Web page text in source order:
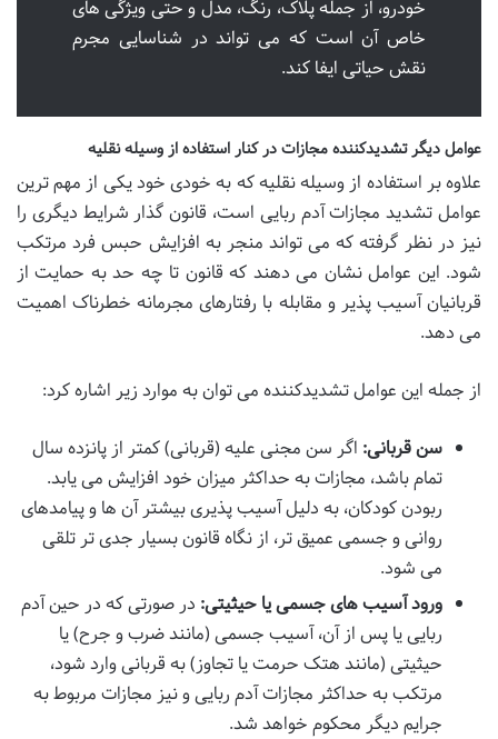
خودرو، از جمله پلاک، رنگ، مدل و حتی ویژگی های
خاص آن است که می تواند در شناسایی مجرم
نقش حیاتی ایفا کند.
عوامل دیگر تشدیدکننده مجازات در کنار استفاده از وسیله نقلیه
علاوه بر استفاده از وسیله نقلیه که به خودی خود یکی از مهم ترین
عوامل تشدید مجازات آدم ربایی است، قانون گذار شرایط دیگری را
نیز در نظر گرفته که می تواند منجر به افزایش حبس فرد مرتکب
شود. این عوامل نشان می دهند که قانون تا چه حد به حمایت از
قربانیان آسیب پذیر و مقابله با رفتارهای مجرمانه خطرناک اهمیت
می دهد.
از جمله این عوامل تشدیدکننده می توان به موارد زیر اشاره کرد:
سن قربانی: اگر سن مجنی علیه (قربانی) کمتر از پانزده سال
تمام باشد، مجازات به حداکثر میزان خود افزایش می یابد.
ربودن کودکان، به دلیل آسیب پذیری بیشتر آن ها و پیامدهای
روانی و جسمی عمیق تر، از نگاه قانون بسیار جدی تر تلقی
می شود.
ورود آسیب های جسمی یا حیثیتی: در صورتی که در حین آدم
ربایی یا پس از آن، آسیب جسمی (مانند ضرب و جرح) یا
حیثیتی (مانند هتک حرمت یا تجاوز) به قربانی وارد شود،
مرتکب به حداکثر مجازات آدم ربایی و نیز مجازات مربوط به
جرایم دیگر محکوم خواهد شد.